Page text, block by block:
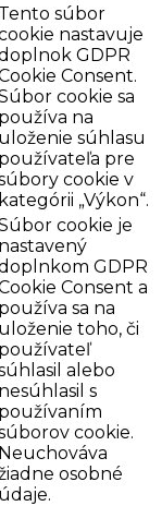
Tento súbor
nastavuje
GDPR
Consent.
cookie sa
používa na
uloženie súhlasu
používateľa pre
cookie v
kategórii „Výkon“.
cookie je
nastavený
GDPR
Consent a
používa sa na
uloženie toho, či
používateľ
alebo
nesúhlasil s
používaním
cookie.
Neuchováva
osobné
údaje.